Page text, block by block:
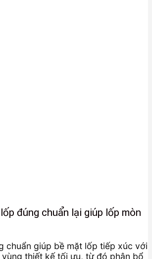
đúng chuẩn lại giúp lốp mòn
chuẩn giúp bề mặt lốp tiếp xúc với
thiết kế tối ưu, từ đó phân bổ